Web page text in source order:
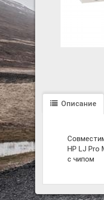
Описание
HP LJ Pro
с чипом